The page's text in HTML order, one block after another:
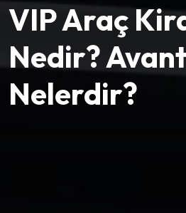
VIP Araç
Nedir?
Nelerdir?